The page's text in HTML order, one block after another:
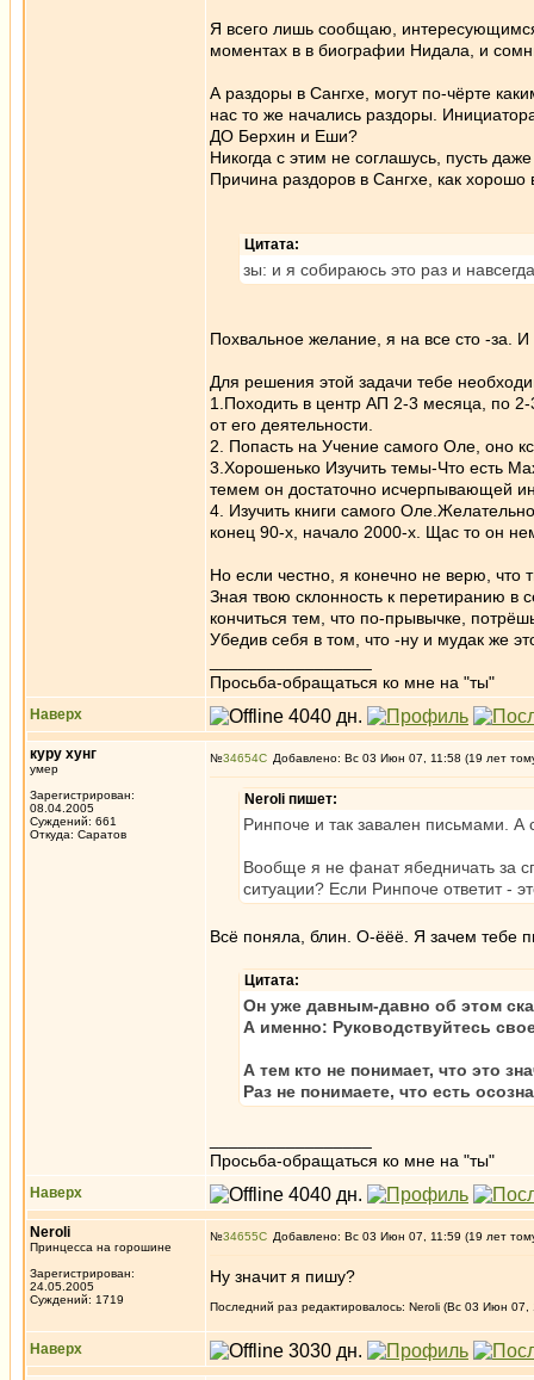
Я всего лишь сообщаю,
моментах в в биографии Нидала, и
А раздоры в Сангхе, могут по-чёрте
нас то же начались раздоры.
ДО Берхин и Еши?
Никогда с этим не соглашусь, пусть
Причина раздоров в Сангхе, как
Цитата:
зы: и я собираюсь это раз и
Похвальное желание, я на все сто -за. И
Для решения этой задачи тебе
1.Походить в центр АП 2-3 месяца, по
от его деятельности.
2. Попасть на Учение самого Оле, оно
3.Хорошенько Изучить темы-Что есть
темем он достаточно исчерпывающей
4. Изучить книги самого
конец 90-х, начало 2000-х. Щас то он
Но если честно, я конечно не верю, что
Зная твою склонность к перетиранию в
кончиться тем, что по-прывычке,
Убедив себя в том, что -ну и мудак же
Просьба-обращаться ко мне на "ты"
Наверх
куру хунг
умер
Зарегистрирован:
08.04.2005
Суждений: 661
Откуда: Саратов
№34654 Добавлено: Вс 03 Июн 07, 11:58 (19 лет
Neroli пишет:
Ринпоче и так завален письмами. А
Вообще я не фанат ябедничать за
ситуации? Если Ринпоче ответит -
Всё поняла, блин. О-ёёё. Я зачем тебе
Цитата:
Он уже давным-давно об этом
А именно: Руководствуйтесь
А тем кто не понимает, что это
Раз не понимаете, что есть
Просьба-обращаться ко мне на "ты"
Наверх
Neroli
Принцесса на горошине
Зарегистрирован:
24.05.2005
Суждений: 1719
№34655 Добавлено: Вс 03 Июн 07, 11:59 (19 лет
Ну значит я пишу?
Последний раз редактировалось: Neroli (Вс 03 Июн 07,
Наверх